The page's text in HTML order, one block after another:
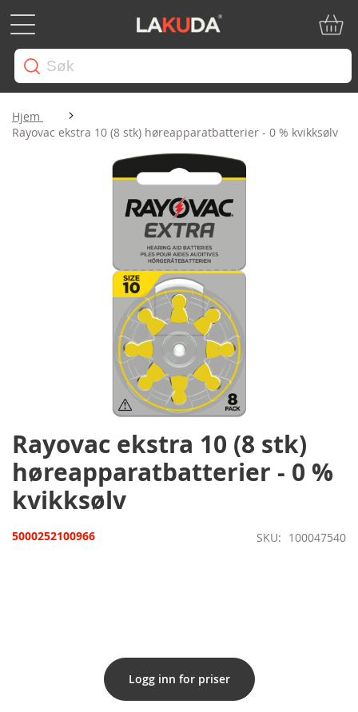
Hjem
Rayovac ekstra 10 (8 stk) høreapparatbatterier - 0 % kvikksølv
Rayovac ekstra 10 (8 stk)
høreapparatbatterier - 0 %
kvikksølv
5000252100966 SKU 100047540
Logg inn for priser